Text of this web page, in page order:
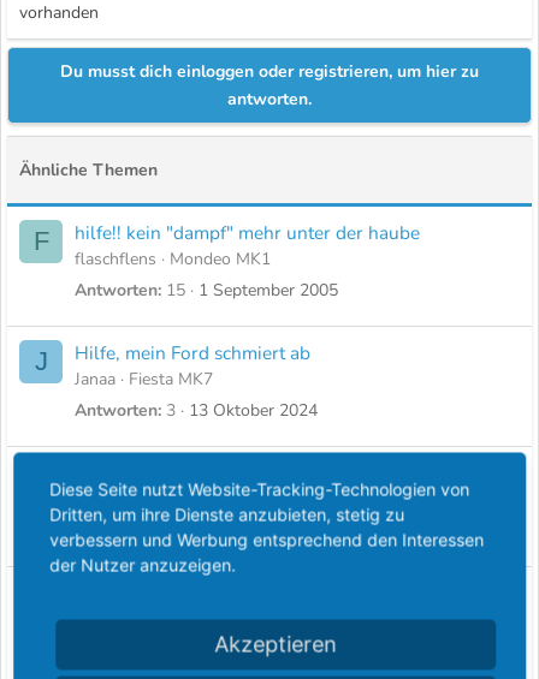
vorhanden
Du musst dich einloggen oder registrieren, um hier zu
antworten.
Ähnliche Themen
F hilfe!! kein "dampf" mehr unter der haube
flaschflens
Mondeo MK1
Antworten 15 1 September 2005
J Hilfe, mein Ford schmiert ab
Janaa
Fiesta MK7
Antworten 3 13 Oktober 2024
Lisa1232000
Sierra MK3
Antworten 0 12 September 2024
Cosworth BOA
Scorpio MK1
Diese Seite nutzt Website-Tracking-Technologien von
Dritten, um ihre Dienste anzubieten, stetig zu
verbessern und Werbung entsprechend den Interessen
der Nutzer anzuzeigen.
Akzeptieren